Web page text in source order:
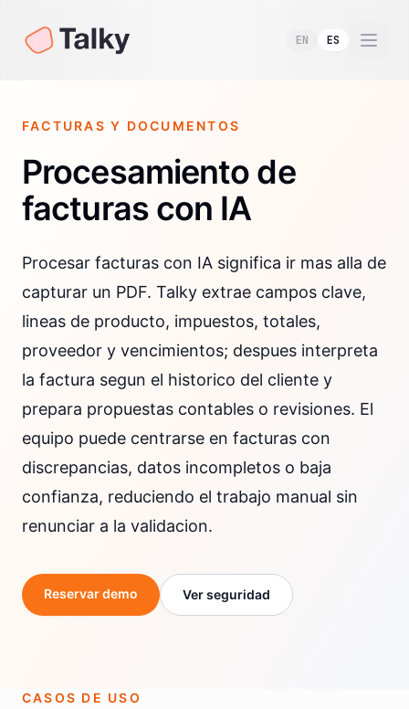
EN ES
FACTURAS Y DOCUMENTOS
Procesamiento de
facturas con IA
Procesar facturas con IA significa ir mas alla de
capturar un PDF. Talky extrae campos clave,
lineas de producto, impuestos, totales,
proveedor y vencimientos; despues interpreta
la factura segun el historico del cliente y
prepara propuestas contables o revisiones. El
equipo puede centrarse en facturas con
discrepancias, datos incompletos o baja
confianza, reduciendo el trabajo manual sin
renunciar a la validacion.
Reservar demo Ver seguridad
CASOS DE USO